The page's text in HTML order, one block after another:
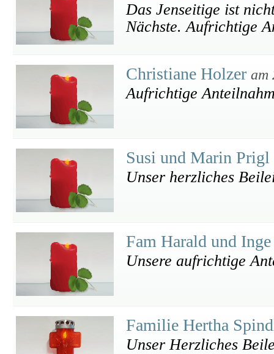
Das Jenseitige ist
Nächste. Aufrichtige
Christiane Holzer am
Aufrichtige
Susi und Marin Prigl
Unser herzliches
Fam Harald und
Unsere aufrichtige
Familie Hertha
Unser Herzliches